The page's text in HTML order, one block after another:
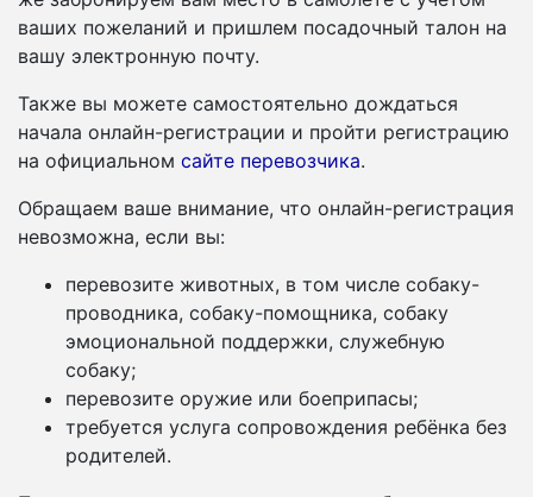
ваших пожеланий и пришлем посадочный талон на
вашу электронную почту.
Также вы можете самостоятельно дождаться
начала онлайн-регистрации и пройти регистрацию
на официальном сайте перевозчика.
Обращаем ваше внимание, что онлайн-регистрация
невозможна, если вы:
перевозите животных, в том числе собаку-
проводника, собаку-помощника, собаку
эмоциональной поддержки, служебную
собаку;
перевозите оружие или боеприпасы;
требуется услуга сопровождения ребёнка без
родителей.